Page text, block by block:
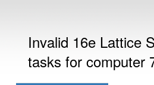
Invalid 16e Lattice
tasks for computer